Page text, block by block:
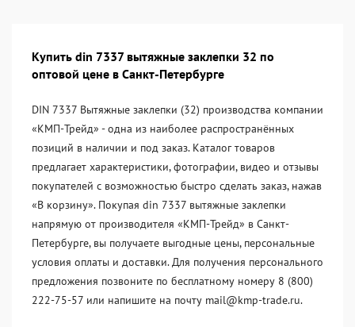
Купить din 7337 вытяжные заклепки 32 по
оптовой цене в Санкт-Петербурге
DIN 7337 Вытяжные заклепки (32) производства компании
«KМП-Трейд» - одна из наиболее распространённых
позиций в наличии и под заказ. Каталог товаров
предлагает характеристики, фотографии, видео и отзывы
покупателей с возможностью быстро сделать заказ, нажав
«В корзину». Покупая din 7337 вытяжные заклепки
напрямую от производителя «KМП-Трейд» в Санкт-
Петербурге, вы получаете выгодные цены, персональные
условия оплаты и доставки. Для получения персонального
предложения позвоните по бесплатному номеру 8 (800)
222-75-57 или напишите на почту mail@kmp-trade.ru.